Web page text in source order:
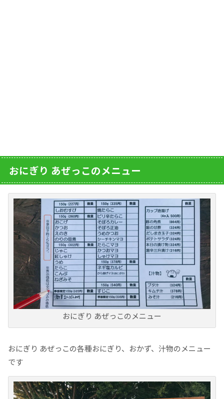
おにぎり あぜっこのメニュー
おにぎり あぜっこのメニュー
おにぎり あぜっこの各種おにぎり、おかず、汁物のメニュー
です